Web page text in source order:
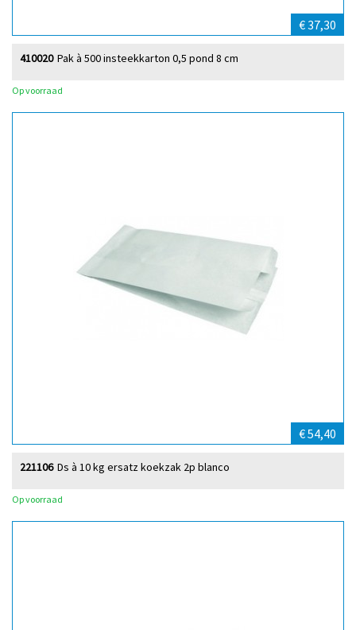
€ 37,30
Pak à 500 insteekkarton 0,5 pond 8 cm
410020
Op voorraad
€ 54,40
Ds à 10 kg ersatz koekzak 2p blanco
221106
Op voorraad